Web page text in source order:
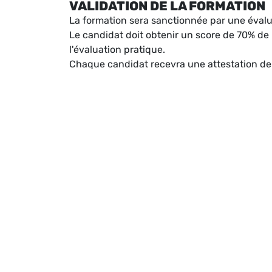
VALIDATION DE LA FORMATION
La formation sera sanctionnée par une
Le candidat doit obtenir un score de 70%
l'évaluation pratique.
Chaque candidat recevra une attestation